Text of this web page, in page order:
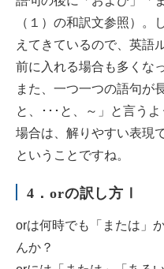
（１）の和訳文参照）。
えてきているので、英語
前に入れる場合も多くな
また、一つ一つの語句が
と、･･･と、～」と言う
場合は、解りやすい表
ということですね。
4．orの訳し方Ⅰ
orは何時でも「または」
んか？